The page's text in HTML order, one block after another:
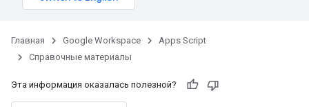
Главная Google Workspace
Apps Script
Справочные материалы
Эта информация оказалась полезной?